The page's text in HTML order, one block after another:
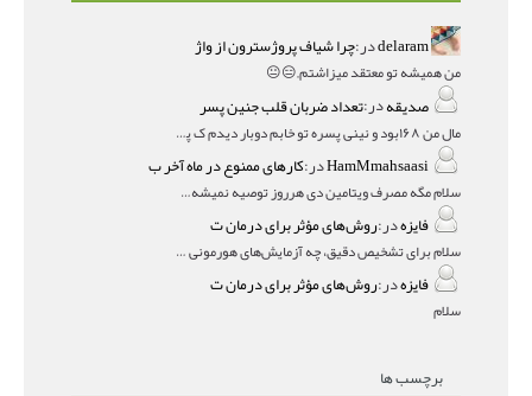
delaramدر:چرا شیاف پروژسترون از واژ
من همیشه تو معتقد میزاشتم,,😑😐
صدیقهدر:تعداد ضربان قلب جنین پسر
مال من ۱۶۸بود و نینی پسره تو خابم دوبار دیدم ک پسره
HamMmahsaasiدر:کارهای ممنوع در ماه آخر ب
سلام مگه مصرف ویتامین دی هرروز توصیه نمیشه؟درمقاله میگه
فایزهدر:روش‌های مؤثر برای درمان ت
سلام برای تشخیص دقیق، چه آزمایش‌های هورمونی و چه سونوگر
فایزهدر:روش‌های مؤثر برای درمان ت
سلام
برچسب ها